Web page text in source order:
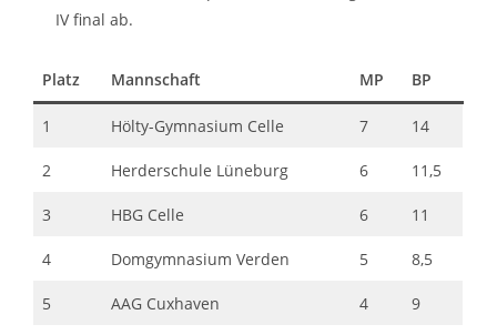
IV final ab.
Platz Mannschaft MP BP
1 Hölty-Gymnasium Celle 7 14
2 Herderschule Lüneburg 6 11,5
3 HBG Celle 6 11
4 Domgymnasium Verden 5 8,5
5 AAG Cuxhaven 4 9